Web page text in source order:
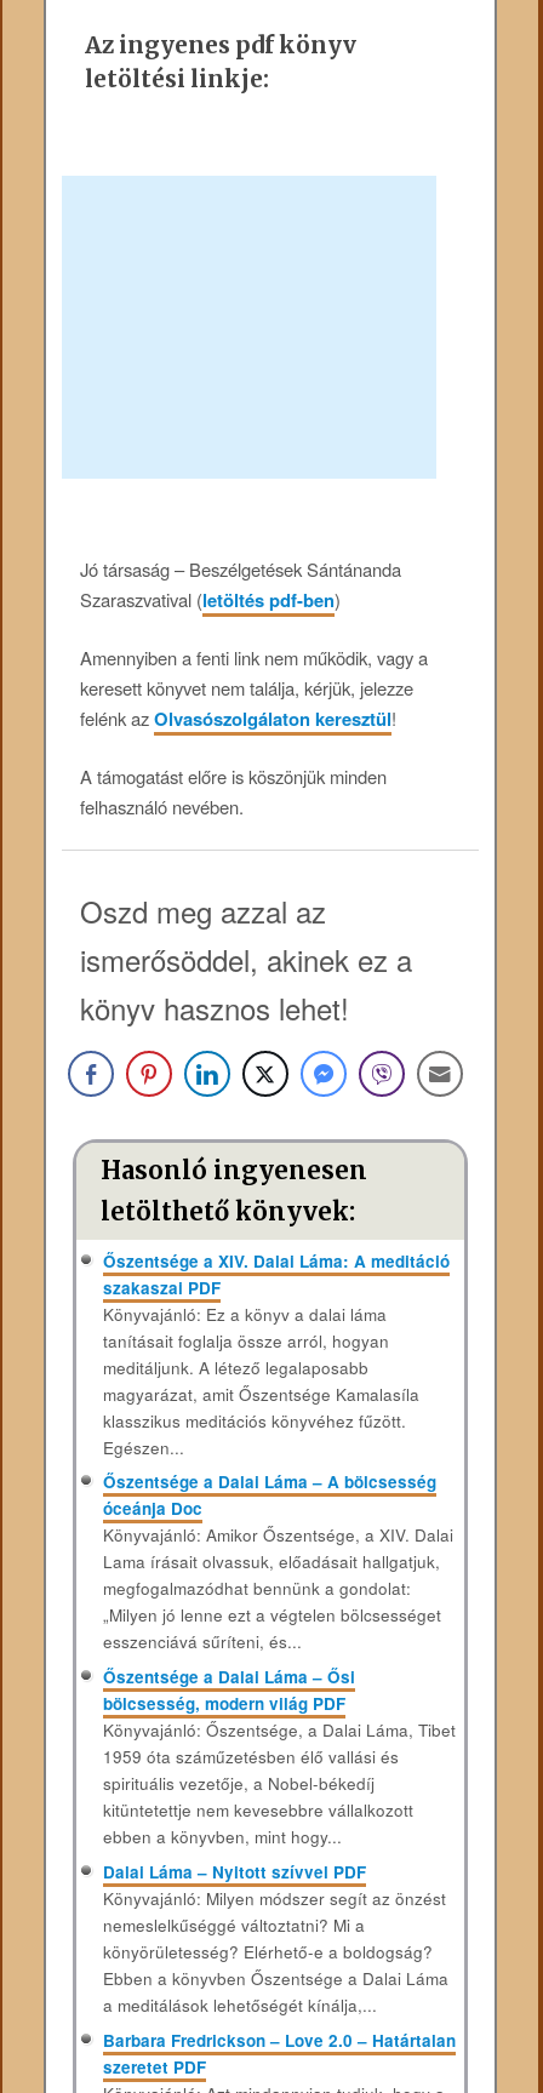
Az ingyenes pdf könyv
letöltési linkje:
Jó társaság – Beszélgetések Sántánanda
Szaraszvatival (letöltés pdf-ben)
Amennyiben a fenti link nem működik, vagy a
keresett könyvet nem találja, kérjük, jelezze
felénk azOlvasószolgálaton keresztül!
A támogatást előre is köszönjük minden
felhasználó nevében.
Oszd meg azzal az
ismerősöddel, akinek ez a
könyv hasznos lehet!
Hasonló ingyenesen
letölthető könyvek:
Őszentsége a XIV. Dalai Láma: A meditáció
szakaszai PDF
Könyvajánló: Ez a könyv a dalai láma
tanításait foglalja össze arról, hogyan
meditáljunk. A létező legalaposabb
magyarázat, amit Őszentsége Kamalasíla
klasszikus meditációs könyvéhez fűzött.
Egészen...
Őszentsége a Dalai Láma – A bölcsesség
óceánja Doc
Könyvajánló: Amikor Őszentsége, a XIV. Dalai
Lama írásait olvassuk, előadásait hallgatjuk,
megfogalmazódhat bennünk a gondolat:
„Milyen jó lenne ezt a végtelen bölcsességet
esszenciává sűríteni, és...
Őszentsége a Dalai Láma – Ősi
bölcsesség, modern világ PDF
Könyvajánló: Őszentsége, a Dalai Láma, Tibet
1959 óta száműzetésben élő vallási és
spirituális vezetője, a Nobel-békedíj
kitüntetettje nem kevesebbre vállalkozott
ebben a könyvben, mint hogy...
Dalai Láma – Nyitott szívvel PDF
Könyvajánló: Milyen módszer segít az önzést
nemeslelkűséggé változtatni? Mi a
könyörületesség? Elérhető-e a boldogság?
Ebben a könyvben Őszentsége a Dalai Láma
a meditálások lehetőségét kínálja,...
Barbara Fredrickson – Love 2.0 – Határtalan
szeretet PDF